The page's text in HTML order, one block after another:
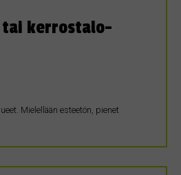
kerrostalo-
Mielellään esteetön, pienet